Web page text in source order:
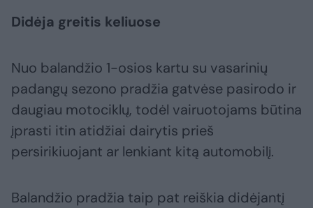
Didėja greitis keliuose
Nuo balandžio 1-osios kartu su vasarinių
padangų sezono pradžia gatvėse pasirodo ir
daugiau motociklų, todėl vairuotojams būtina
įprasti itin atidžiai dairytis prieš
persirikiuojant ar lenkiant kitą automobilį.
Balandžio pradžia taip pat reiškia didėjantį